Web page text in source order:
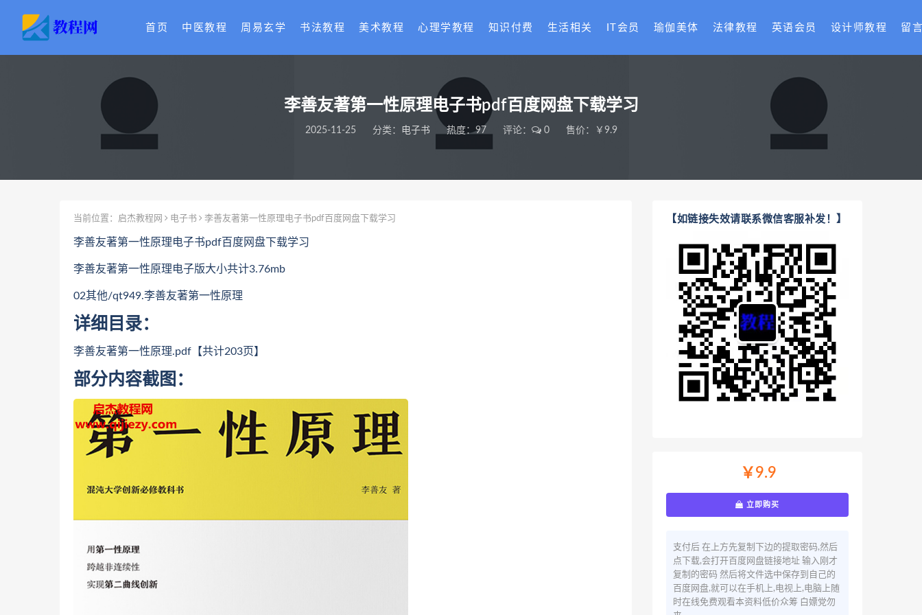
首页 中医教程 周易玄学 书法教程 美术教程 心理学教程 知识付费 生活相关 IT会员 瑜伽美体 法律教程 英语会员 设计师教程 留
李善友著第一性原理电子书pdf百度网盘下载学习
2025-11-25 分类： 电子书 热度：97 评论： 0 售价：￥9.9
当前位置： 启杰教程网 电子书 李善友著第一性原理电子书pdf百度网盘下载学习
李善友著第一性原理电子书pdf百度网盘下载学习
李善友著第一性原理电子版大小共计3.76mb
02其他/qt949.李善友著第一性原理
详细目录：
李善友著第一性原理.pdf【共计203页】
部分内容截图：
【如链接失效请联系微信客服补发！】
￥9.9
立即购买
支付后 在上方先复制下边的提取密码,然后
点下载,会打开百度网盘链接地址 输入刚才
复制的密码 然后将文件选中保存到自己的
百度网盘,就可以在手机上,电视上,电脑上随
时在线免费观看本资料低价众筹 白嫖党勿